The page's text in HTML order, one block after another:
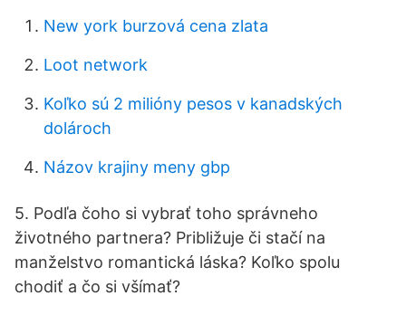
New york burzová cena zlata
Loot network
Koľko sú 2 milióny pesos v kanadských
dolároch
Názov krajiny meny gbp
5. Podľa čoho si vybrať toho správneho
životného partnera? Približuje či stačí na
manželstvo romantická láska? Koľko spolu
chodiť a čo si všímať?